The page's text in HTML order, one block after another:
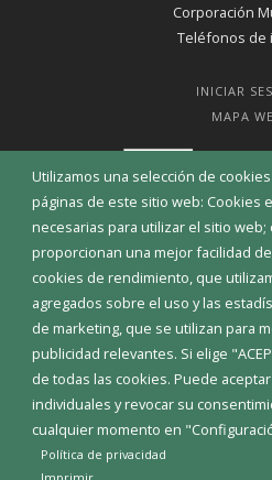
Utilizamos una selección de
páginas de este sitio web: Cookies
necesarias para utilizar el sitio
proporcionan una mejor facilidad
cookies de rendimiento, que
agregados sobre el uso y las
de marketing, que se utilizan para
publicidad relevantes. Si elige
de todas las cookies. Puede
individuales y revocar su
cualquier momento en
Política de privacidad
Corporación
Teléfonos de
INICIAR
MAPA
Aviso Legal Política de
Declaración de